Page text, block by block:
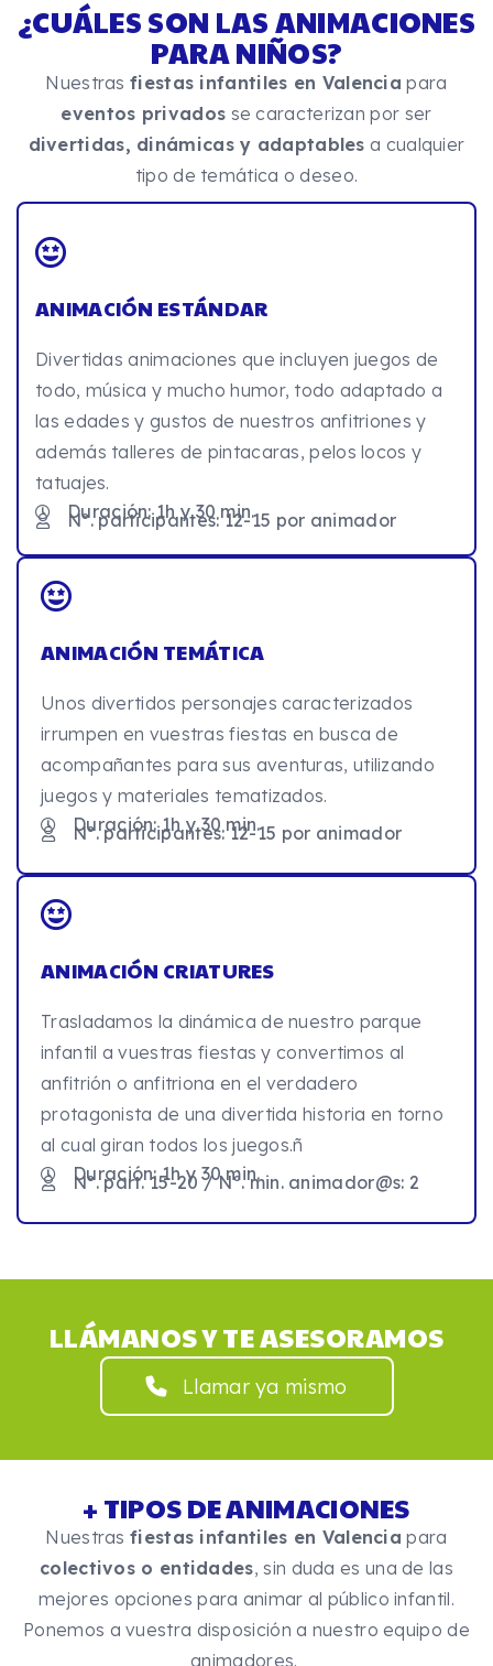
¿CUÁLES SON LAS ANIMACIONES
PARA NIÑOS?
Nuestrasfiestas infantiles en Valencia para
eventos privados se caracterizan por ser
divertidas, dinámicas y adaptables a cualquier
tipo de temática o deseo.
ANIMACIÓN ESTÁNDAR
Divertidas animaciones que incluyen juegos de
todo, música y mucho humor, todo adaptado a
las edades y gustos de nuestros anfitriones y
además talleres de pintacaras, pelos locos y
tatuajes.
Duración: 1h y 30 min.
Nº. participantes: 12-15 por animador
ANIMACIÓN TEMÁTICA
Unos divertidos personajes caracterizados
irrumpen en vuestras fiestas en busca de
acompañantes para sus aventuras, utilizando
juegos y materiales tematizados.
Duración: 1h y 30 min.
Nº. participantes: 12-15 por animador
ANIMACIÓN CRIATURES
Trasladamos la dinámica de nuestro parque
infantil a vuestras fiestas y convertimos al
anfitrión o anfitriona en el verdadero
protagonista de una divertida historia en torno
al cual giran todos los juegos.ñ
Duración: 1h y 30 min.
Nº. part. 15-20 / Nº. min. animador@s: 2
LLÁMANOS Y TE ASESORAMOS
Llamar ya mismo
+ TIPOS DE ANIMACIONES
Nuestrasfiestas infantiles en Valencia para
colectivos o entidades, sin duda es una de las
mejores opciones para animar al público infantil.
Ponemos a vuestra disposición a nuestro equipo de
animadores.